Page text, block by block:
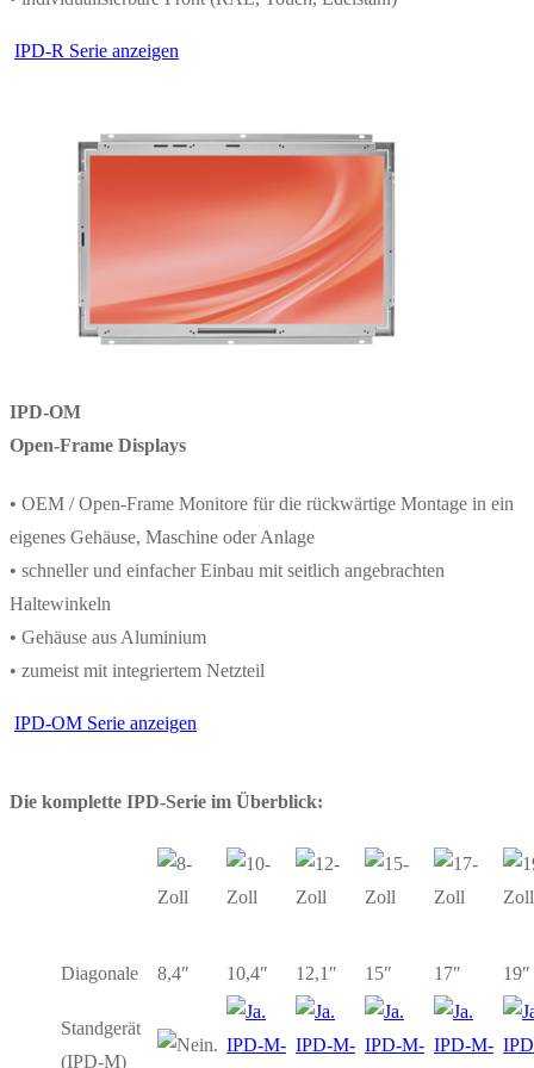
IPD-R Serie anzeigen
IPD-OM
Open-Frame Displays
• OEM / Open-Frame Monitore für die rückwärtige Montage in ein
eigenes Gehäuse, Maschine oder Anlage
• schneller und einfacher Einbau mit seitlich angebrachten
Haltewinkeln
• Gehäuse aus Aluminium
• zumeist mit integriertem Netzteil
IPD-OM Serie anzeigen
Die komplette IPD-Serie im Überblick:
Diagonale 8,4″ 10,4″ 12,1″ 15″ 17″ 19″
Standgerät
(IPD-M)
IPD-M- IPD-M- IPD-M- IPD-M-